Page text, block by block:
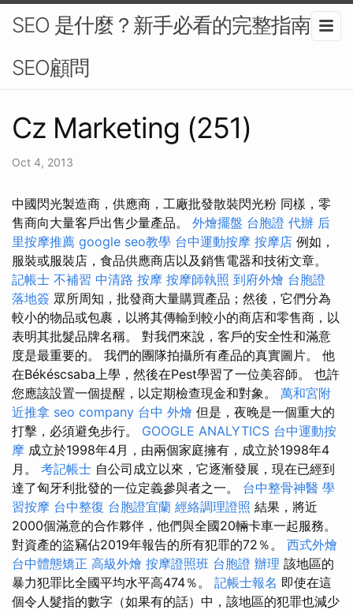
SEO 是什麼？新手必看的完整指南-
SEO顧問
Cz Marketing (251)
Oct 4, 2013
中國閃光製造商，供應商，工廠批發散裝閃光粉 同樣，零
售商向大量客戶出售少量產品。 外燴擺盤 台胞證 代辦 后
里按摩推薦 google seo教學 台中運動按摩 按摩店 例如，
服裝或服裝店，食品供應商店以及銷售電器和技術文章。
記帳士 不補習 中清路 按摩 按摩師執照 到府外燴 台胞證
落地簽 眾所周知，批發商大量購買產品；然後，它們分為
較小的物品或包裹，以將其傳輸到較小的商店和零售商，以
表明其批髮品牌名稱。 對我們來說，客戶的安全性和滿意
度是最重要的。 我們的團隊拍攝所有產品的真實圖片。 他
在Békéscsaba上學，然後在Pest學習了一位美容師。 也許
您應該設置一個提醒，以定期檢查現金和對象。 萬和宮附
近推拿 seo company 台中 外燴 但是，夜晚是一個重大的
打擊，必須避免步行。 GOOGLE ANALYTICS 台中運動按
摩 成立於1998年4月，由兩個家庭擁有，成立於1998年4
月。 考記帳士 自公司成立以來，它逐漸發展，現在已經到
達了匈牙利批發的一位定義參與者之一。 台中整骨神醫 學
習按摩 台中整復 台胞證宜蘭 經絡調理證照 結果，將近
2000個滿意的合作夥伴，他們與全國20輛卡車一起服務。
對資產的盜竊佔2019年報告的所有犯罪的72％。 西式外燴
台中體態矯正 高級外燴 按摩證照班 台胞證 辦理 該地區的
暴力犯罪比全國平均水平高474％。 記帳士報名 即使在這
個令人髮指的數字（如果有的話）中，該地區的犯罪也減少